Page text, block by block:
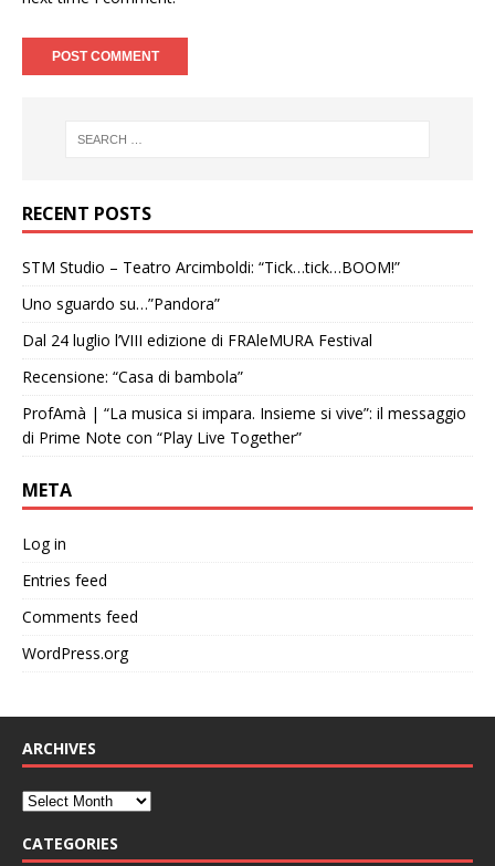
RECENT POSTS
STM Studio – Teatro Arcimboldi: “Tick…tick…BOOM!”
Uno sguardo su…”Pandora”
Dal 24 luglio l’VIII edizione di FRAleMURA Festival
Recensione: “Casa di bambola”
ProfAmà | “La musica si impara. Insieme si vive”: il messaggio
di Prime Note con “Play Live Together”
META
Log in
Entries feed
Comments feed
WordPress.org
ARCHIVES
CATEGORIES